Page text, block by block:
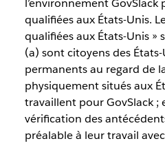
l’environnement GovSlack
qualifiées aux États-Unis.
qualifiées aux États-Unis »
(a) sont citoyens des
permanents au regard de
physiquement situés aux
travaillent pour GovSlack
vérification des
préalable à leur travail